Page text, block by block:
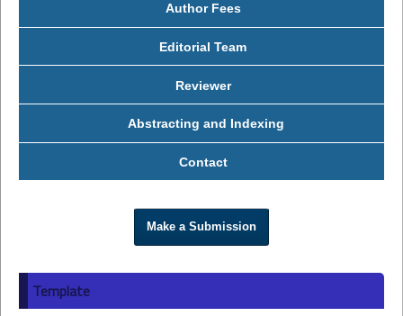
Author Fees
Editorial Team
Reviewer
Abstracting and Indexing
Contact
Make a Submission
Template